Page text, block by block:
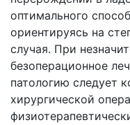
оптимального
ориентируясь на
случая. При
безоперационное
патологию следует
хирургической